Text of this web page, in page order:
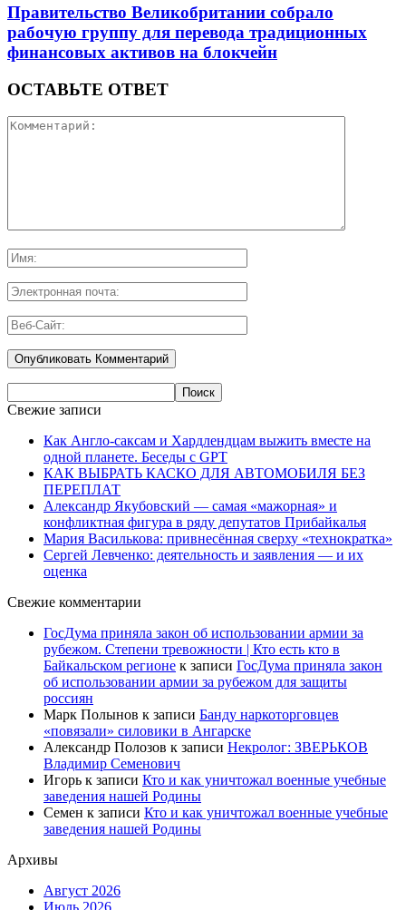
Правительство Великобритании собрало
рабочую группу для перевода традиционных
финансовых активов на блокчейн
ОСТАВЬТЕ ОТВЕТ
Свежие записи
Как Англо-саксам и Хардлендцам выжить вместе на
одной планете. Беседы с GPT
КАК ВЫБРАТЬ КАСКО ДЛЯ АВТОМОБИЛЯ БЕЗ
ПЕРЕПЛАТ
Александр Якубовский — самая «мажорная» и
конфликтная фигура в ряду депутатов Прибайкалья
Мария Василькова: привнесённая сверху «технократка»
Сергей Левченко: деятельность и заявления — и их
оценка
Свежие комментарии
ГосДума приняла закон об использовании армии за
рубежом. Степени тревожности | Кто есть кто в
Байкальском регионе к записи ГосДума приняла закон
об использовании армии за рубежом для защиты
россиян
Марк Полынов к записи Банду наркоторговцев
«повязали» силовики в Ангарске
Александр Полозов к записи Некролог: ЗВЕРЬКОВ
Владимир Семенович
Игорь к записи Кто и как уничтожал военные учебные
заведения нашей Родины
Семен к записи Кто и как уничтожал военные учебные
заведения нашей Родины
Архивы
Август 2026